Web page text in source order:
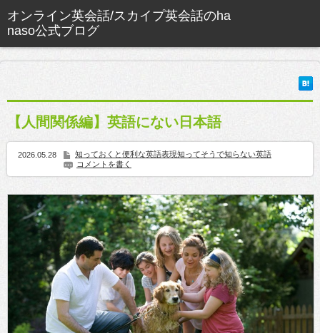
【人間関係編】英語にない日本語
2026.05.28 知っておくと便利な英語表現知ってそうで知らない英語
コメントを書く